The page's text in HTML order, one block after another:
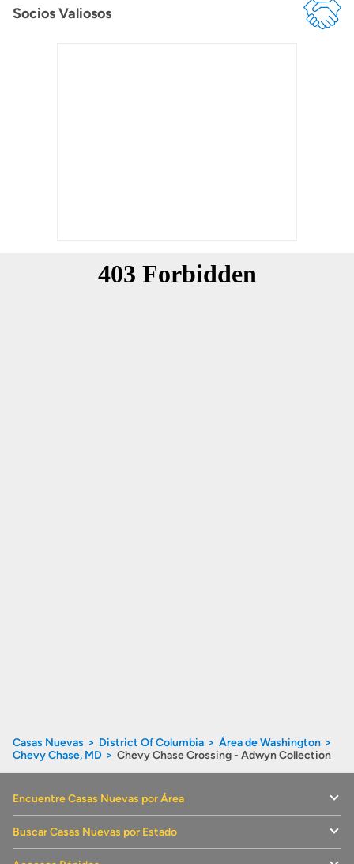
Socios Valiosos
Casas Nuevas District Of Columbia
Área de Washington
Chevy Chase, MD
Chevy Chase Crossing - Adwyn Collection
Encuentre Casas Nuevas por Área
Buscar Casas Nuevas por Estado